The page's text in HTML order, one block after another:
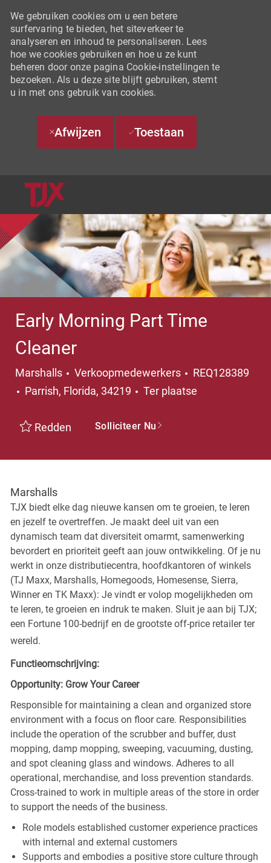
We gebruiken cookies om u een betere
surfervaring te bieden, het siteverkeer te
analyseren en inhoud te personaliseren. Lees
hoe we cookies gebruiken en hoe u ze kunt
beheren door onze pagina Cookie-instellingen te
bezoeken. Als u deze site blijft gebruiken, stemt
u in met ons gebruik van cookies.
Afwijzen Toestaan
Early Morning Part Time
Cleaner
Marshalls Categorie
Verkoopmedewerkers
REQ128389
Plaats
Parrish, Florida, 34219 Ter plaatse
Redden Solliciteer Nu
Marshalls
TJX biedt elke dag nieuwe kansen om te groeien, te leren
en jezelf te overtreffen. Je maakt deel uit van een
dynamisch team dat diversiteit omarmt, samenwerking
bevordert en prioriteit geeft aan jouw ontwikkeling. Of je nu
werkt in onze distributiecentra, hoofdkantoren of winkels
(TJ Maxx, Marshalls, Homegoods, Homesense, Sierra,
Winner en TK Maxx): Je vindt er volop mogelijkheden om
te leren, te groeien en indruk te maken. Sluit je aan bij TJX;
een Fortune 100-bedrijf en de grootste off-price retailer ter
wereld.
Functieomschrijving:
Opportunity: Grow Your Career
Responsible for maintaining a clean and organized store
environment with a focus on floor care. Responsibilities
include the operation of the scrubber and buffer, dust
mopping, damp mopping, sweeping, vacuuming, dusting,
and spot cleaning glass and windows. Adheres to all
operational, merchandise, and loss prevention standards.
Cross-trained to work in multiple areas of the store in order
to support the needs of the business.
Role models established customer experience practices
with internal and external customers
Supports and embodies a positive store culture through